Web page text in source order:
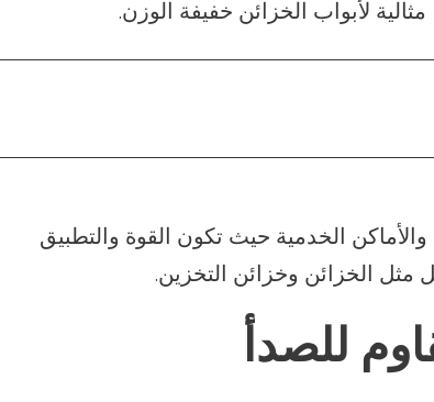
مثالية لأبواب الخزائن خفيفة الوزن.
الخدمية حيث تكون القوة والتطبيق
مثل الخزائن وخزائن التخزين.
للصدأ